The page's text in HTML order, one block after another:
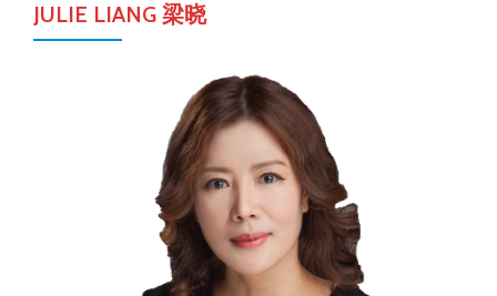
JULIE LIANG 梁晓